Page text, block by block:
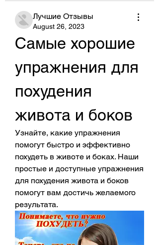
Лучшие Отзывы
August 26, 2023
Самые хорошие
упражнения для
похудения
живота и боков
Узнайте, какие упражнения
помогут быстро и эффективно
похудеть в животе и боках. Наши
простые и доступные упражнения
для похудения живота и боков
помогут вам достичь желаемого
результата.